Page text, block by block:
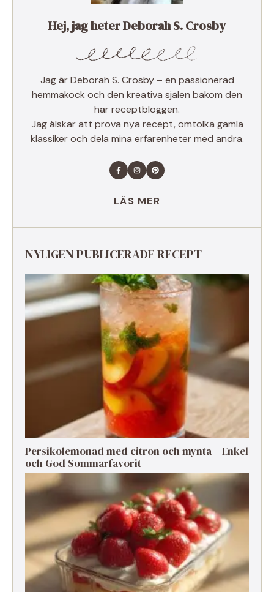
Hej, jag heter Deborah S. Crosby
Jag är Deborah S. Crosby – en passionerad
hemmakock och den kreativa själen bakom den
här receptbloggen.
Jag älskar att prova nya recept, omtolka gamla
klassiker och dela mina erfarenheter med andra.
LÄS MER
NYLIGEN PUBLICERADE RECEPT
Persikolemonad med citron och mynta – Enkel
och God Sommarfavorit